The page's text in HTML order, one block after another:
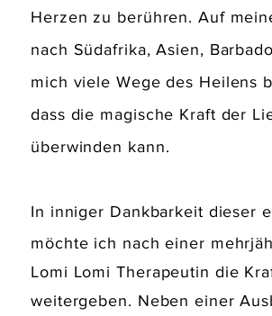
Herzen zu berühren. Auf
nach Südafrika, Asien,
mich viele Wege des Heilens
dass die magische Kraft der
überwinden kann.
In inniger Dankbarkeit dieser
möchte ich nach einer
Lomi Lomi Therapeutin die
weitergeben. Neben einer